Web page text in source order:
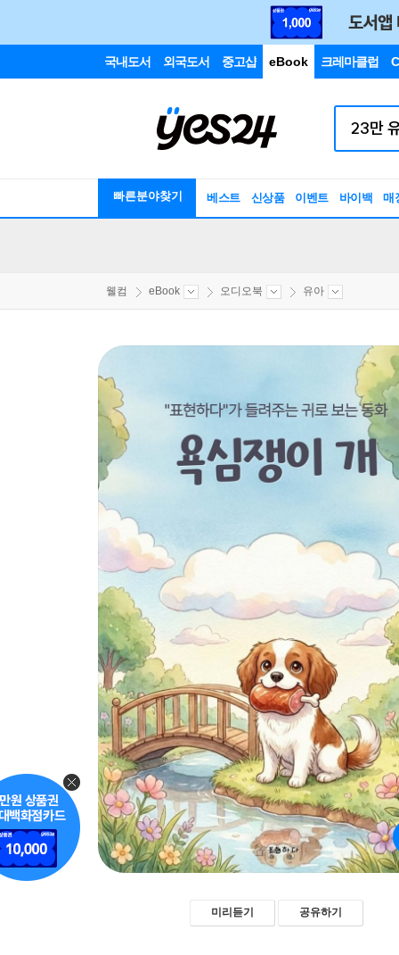
국내도서 외국도서 중고샵 eBook 크레마클럽
빠른분야찾기 베스트 신상품 이벤트 바이백 매
웰컴 eBook 오디오북 유아
미리듣기 공유하기